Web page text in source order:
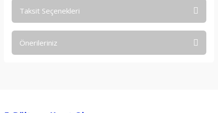
Taksit Seçenekleri
Önerileriniz